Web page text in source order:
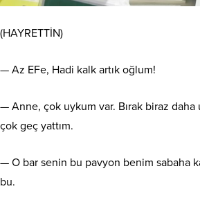
(HAYRETTİN)
— Az EFe, Hadi kalk artık oğlum!
— Anne, çok uykum var. Bırak biraz daha
çok geç yattım.
— O bar senin bu pavyon benim sabaha
bu.